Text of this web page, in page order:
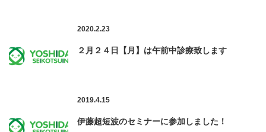
2020.2.23
２月２４日【月】は午前中診療致します
2019.4.15
伊藤超短波のセミナーに参加しました！